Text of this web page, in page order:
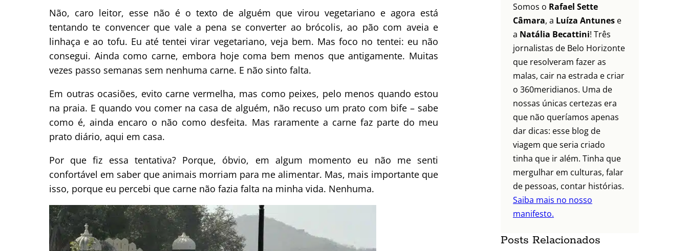
Não, caro leitor, esse não é o texto de alguém que virou vegetariano e agora está
tentando te convencer que vale a pena se converter ao brócolis, ao pão com aveia e
linhaça e ao tofu. Eu até tentei virar vegetariano, veja bem. Mas foco no tentei: eu não
consegui. Ainda como carne, embora hoje coma bem menos que antigamente. Muitas
vezes passo semanas sem nenhuma carne. E não sinto falta.
Em outras ocasiões, evito carne vermelha, mas como peixes, pelo menos quando estou
na praia. E quando vou comer na casa de alguém, não recuso um prato com bife – sabe
como é, ainda encaro o não como desfeita. Mas raramente a carne faz parte do meu
prato diário, aqui em casa.
Por que fiz essa tentativa? Porque, óbvio, em algum momento eu não me senti
confortável em saber que animais morriam para me alimentar. Mas, mais importante que
isso, porque eu percebi que carne não fazia falta na minha vida. Nenhuma.
Somos o Rafael Sette
Câmara, a Luíza Antunes e
a Natália Becattini! Três
jornalistas de Belo Horizonte
que resolveram fazer as
malas, cair na estrada e criar
o 360meridianos. Uma de
nossas únicas certezas era
que não queríamos apenas
dar dicas: esse blog de
viagem que seria criado
tinha que ir além. Tinha que
mergulhar em culturas, falar
de pessoas, contar histórias.
Saiba mais no nosso
manifesto.
Posts Relacionados